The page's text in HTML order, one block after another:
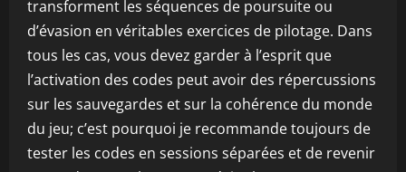
transforment les séquences de poursuite ou
d’évasion en véritables exercices de pilotage. Dans
tous les cas, vous devez garder à l’esprit que
l’activation des codes peut avoir des répercussions
sur les sauvegardes et sur la cohérence du monde
du jeu; c’est pourquoi je recommande toujours de
tester les codes en sessions séparées et de revenir